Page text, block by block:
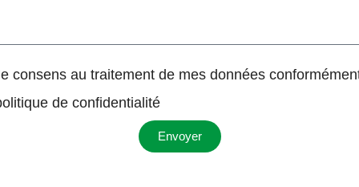
consens au traitement de mes données
de confidentialité
Envoyer